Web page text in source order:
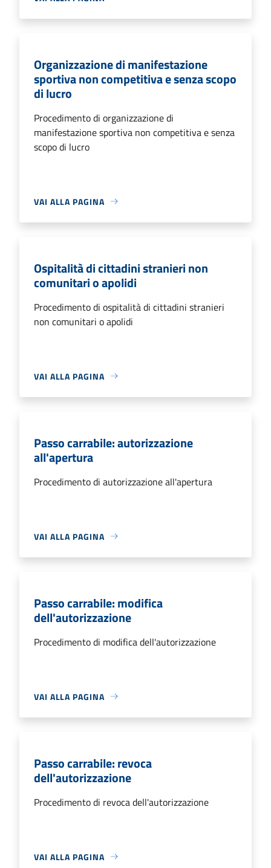
Organizzazione di manifestazione
sportiva non competitiva e senza scopo
di lucro
Procedimento di organizzazione di
manifestazione sportiva non competitiva e senza
scopo di lucro
VAI ALLA PAGINA
Ospitalità di cittadini stranieri non
comunitari o apolidi
Procedimento di ospitalità di cittadini stranieri
non comunitari o apolidi
VAI ALLA PAGINA
Passo carrabile: autorizzazione
all'apertura
Procedimento di autorizzazione all'apertura
VAI ALLA PAGINA
Passo carrabile: modifica
dell'autorizzazione
Procedimento di modifica dell'autorizzazione
VAI ALLA PAGINA
Passo carrabile: revoca
dell'autorizzazione
Procedimento di revoca dell'autorizzazione
VAI ALLA PAGINA